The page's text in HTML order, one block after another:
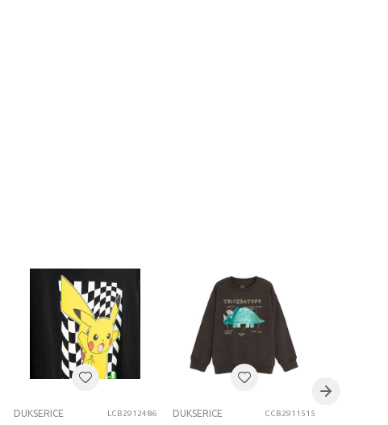
DUKSERICE LCB2912486 DUKSERICE CCB2911515